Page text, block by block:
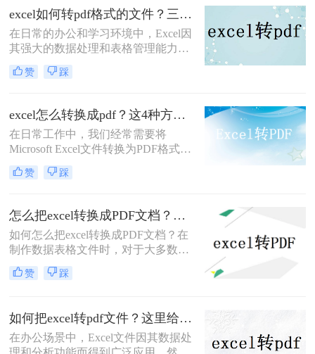
档。PDF文件具有跨平台兼容性好、
格式固定不易被篡改等优点，非常适
合用于这些场景。那么如何快速地将
excel表格转换为pdf文件格式呢？本文
将介绍几种快速将Excel表格转换为
PDF文件的方法。
excel如何转pdf格式的文件？三招教你轻松转换！
在日常的办公和学习环境中，Excel因
其强大的数据处理和表格管理能力，
成为了不可或缺的工具。然而，在需
要将数据分享给没有Excel软件的用
转换为PDF格式成为了一个常见的需
求。PDF格式以其跨平台兼容性好、
格式固定、不易被篡改等特点，非常
适合用于这些场景。那么excel如何转
pdf格式的文件呢？本文将详细介绍几
种将Excel文件转换为PDF格式的方
赞 踩
excel怎么转换成pdf？这4种方法很实用！
在日常工作中，我们经常需要将
Microsoft Excel文件转换为PDF格式，
以保持数据的格式不变，便于分享和
打印。PDF格式的文件具有跨平台兼
起来都与原样一致。本文将详细介绍
excel怎么转换成pdf，无论您是在
Windows还是Mac OS上操作，都能找
到适用的方法。
赞 踩
怎么把excel转换成PDF文档？这4种方法任你选择！
如何怎么把excel转换成PDF文档？在
制作数据表格文件时，对于大多数人
会选择使用Excel文档。然而，由于
Excel格式的低兼容性，在将Excel表
们可以在传输文件之前将Excel表格转
换为PDF文档。我们如何将excel转
赞 踩
如何把excel转pdf文件？这里给你分享这三种操作方法！
在办公场景中，Excel文件因其数据处